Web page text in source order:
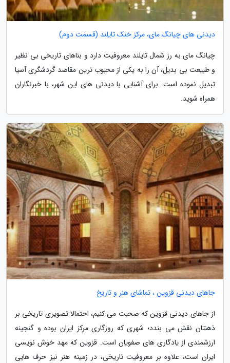
دیدنی های چیانگ مای، مرکز خنک تایلند (قسمت دوم)
چیانگ مای به رز شمال تایلند معروفیت دارد و بناهای تاریخی بی نظیر
و طبیعت بی بدیل، آن را به یکی از محبوب ترین مقاصد گردشگری آسیا
تبدیل نموده است. برای آشنایی با دیدنی های این شهر، با خبرنگاران
همراه شوید.
جاهای دیدنی قزوین ، تماشای هنر و تاریخ
از جاهای دیدنی قزوین که صحبت می کنیم، احتمالا تصویری تاریخی بر
ذهنتان نقش می بندد؛ شهری که روزگاری مرکز ایران بوده و گنجینه
ارزشمندی از یادگاری های صفویان است. قزوین که مهد خوش نویسی
ایران است، علاوه بر معروفیت تاریخی، در زمینه هنر نیز حرف هایی